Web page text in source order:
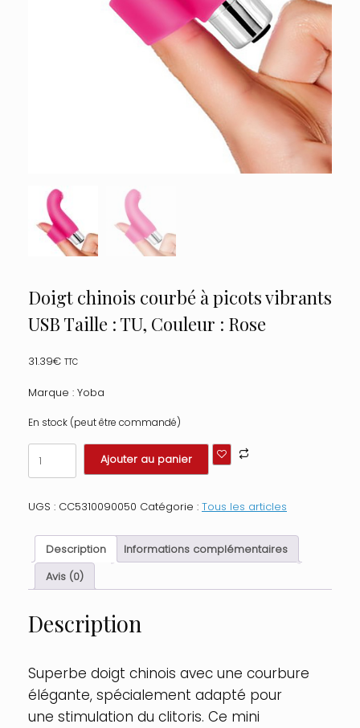
Doigt chinois courbé à picots vibrants
USB Taille : TU, Couleur : Rose
31.39€ TTC
Marque : Yoba
En stock (peut être commandé)
quantité
de
Doigt
courbé
picots
vibrants
Taille
TU,
Couleur
Rose
Ajouter au panier
UGS : CC5310090050 Catégorie : Tous les articles
Description
Informations complémentaires
Avis (0)
Description
Superbe doigt chinois avec une courbure
élégante, spécialement adapté pour
une stimulation du clitoris. Ce mini